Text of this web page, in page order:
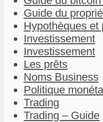
Guide du
Hypothèques et
Investissement
Investissement
Les prêts
Noms Business
Politique
Trading
Trading – Guide